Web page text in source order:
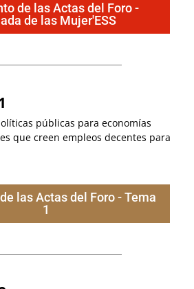
de las Actas del Foro -
de las Mujer'ESS
públicas para economías
que creen empleos decentes para
las Actas del Foro - Tema
1